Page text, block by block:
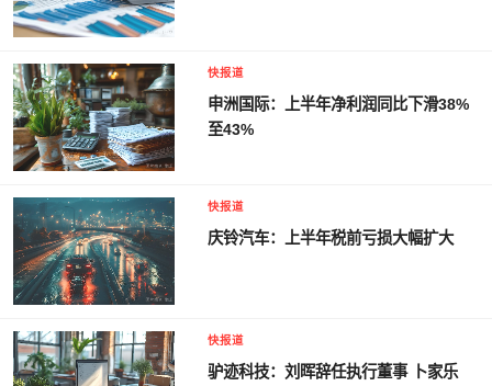
快报道
申洲国际：上半年净利润同比下滑38%
至43%
快报道
庆铃汽车：上半年税前亏损大幅扩大
快报道
驴迹科技：刘晖辞任执行董事 卜家乐